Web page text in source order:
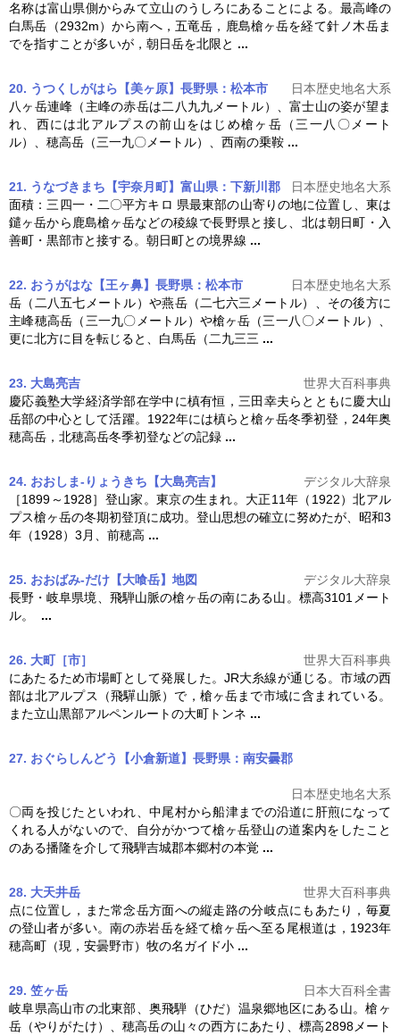
名称は富山県側からみて立山のうしろにあることによる。最高峰の
白馬岳（2932m）から南へ，五竜岳，鹿島槍ヶ岳を経て針ノ木岳ま
でを指すことが多いが，朝日岳を北限と ...
20. うつくしがはら【美ヶ原】長野県：松本市
日本歴史地名大系
八ヶ岳連峰（主峰の赤岳は二八九九メートル）、富士山の姿が望ま
れ、西には北アルプスの前山をはじめ槍ヶ岳 （三一八〇メート
ル）、穂高岳（三一九〇メートル）、西南の乗鞍 ...
21. うなづきまち【宇奈月町】富山県：下新川郡
日本歴史地名大系
面積：三四一・二〇平方キロ 県最東部の山寄りの地に位置し、東は
鑓ヶ岳から鹿島槍ヶ岳などの稜線で長野県と接し、北は朝日町・入
善町・黒部市と接する。朝日町との境界線 ...
22. おうがはな【王ヶ鼻】長野県：松本市
日本歴史地名大系
岳（二八五七メートル）や燕岳（二七六三メートル）、その後方に
主峰穂高岳（三一九〇メートル）や槍ヶ岳 （三一八〇メートル）、
更に北方に目を転じると、白馬岳（二九三三 ...
23. 大島亮吉
世界大百科事典
慶応義塾大学経済学部在学中に槙有恒，三田幸夫らとともに慶大山
岳部の中心として活躍。1922年には槙らと槍ヶ岳冬季初登，24年奥
穂高岳，北穂高岳冬季初登などの記録 ...
24. おおしま‐りょうきち【大島亮吉】
デジタル大辞泉
［1899～1928］登山家。東京の生まれ。大正11年（1922）北アル
プス槍ヶ岳の冬期初登頂に成功。登山思想の確立に努めたが、昭和3
年（1928）3月、前穂高 ...
25. おおばみ‐だけ【大喰岳】 地図
デジタル大辞泉
長野・岐阜県境、飛騨山脈の槍ヶ岳の南にある山。標高3101メート
ル。 ...
26. 大町［市］
世界大百科事典
にあたるため市場町として発展した。JR大糸線が通じる。市域の西
部は北アルプス（飛驒山脈）で， 槍ヶ岳まで市域に含まれている。
また立山黒部アルペンルートの大町トンネ ...
27. おぐらしんどう【小倉新道】長野県：南安曇郡
日本歴史地名大系
〇両を投じたといわれ、中尾村から船津までの沿道に肝煎になって
くれる人がないので、自分がかつて槍ヶ岳登山の道案内をしたこと
のある播隆を介して飛騨吉城郡本郷村の本覚 ...
28. 大天井岳
世界大百科事典
点に位置し，また常念岳方面への縦走路の分岐点にもあたり，毎夏
の登山者が多い。南の赤岩岳を経て槍ヶ岳へ至る尾根道は，1923年
穂高町（現，安曇野市）牧の名ガイド小 ...
29. 笠ヶ岳
日本大百科全書
岐阜県高山市の北東部、奥飛騨（ひだ）温泉郷地区にある山。 槍ヶ
岳 （やりがたけ）、穂高岳の山々の西方にあたり、標高2898メート